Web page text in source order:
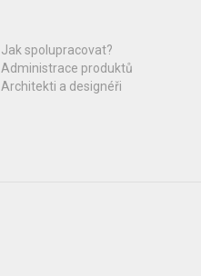
Jak spolupracovat?
Administrace produktů
Architekti a designéři